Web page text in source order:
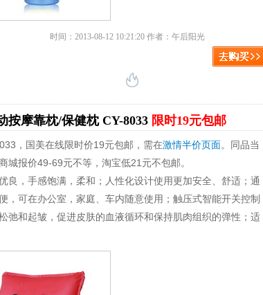
时间：2013-08-12 10:21:20 作者：午后阳光
按摩靠枕/保健枕 CY-8033 限时19元包邮
，国美在线限时价19元包邮，需在激情半价页面。同品当
报价49-69元不等，淘宝低21元不包邮。
良，手感饱满，柔和；人性化设计使用更加安全、舒适；通
，可在办公室，家庭、车内随意使用；触压式智能开关控制
弛和起皱，促进皮肤的血液循环和保持肌肉组织的弹性；适